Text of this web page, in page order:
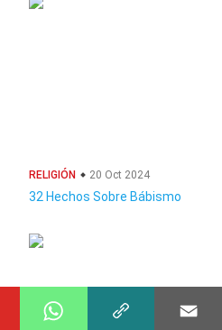
RELIGIÓN 20 Oct 2024
32 Hechos Sobre Bábismo